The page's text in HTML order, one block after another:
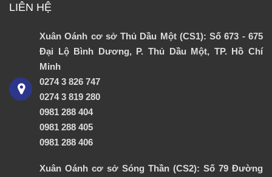
LIÊN HỆ
Xuân Oánh cơ sở Thủ Dầu Một (CS1): Số 673 - 675
Đại Lộ Bình Dương, P. Thủ Dầu Một, TP. Hồ Chí
Minh
0274 3 826 747
0274 3 819 280
0981 288 404
0981 288 405
0981 288 406
Xuân Oánh cơ sở Sóng Thần (CS2): Số 79 Đường